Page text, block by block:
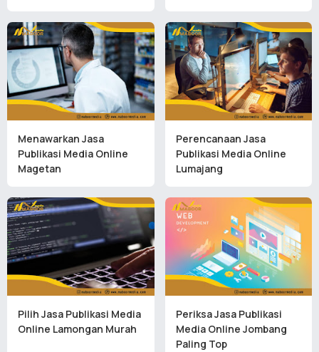
Menawarkan Jasa
Publikasi Media Online
Magetan
Perencanaan Jasa
Publikasi Media Online
Lumajang
Pilih Jasa Publikasi Media
Online Lamongan Murah
Periksa Jasa Publikasi
Media Online Jombang
Paling Top